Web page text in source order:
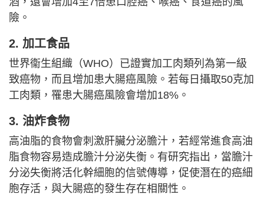
險。
2. 加工食品
世界衞生組織（WHO）已證實加工肉類列為第一級
致癌物，而且增加患大腸癌風險。若每日攝取50克加
工肉類，罹患大腸癌風險會增加18%。
3. 油炸食物
高油脂的食物會刺激肝臟分泌膽汁，若經常進食高油
脂食物容易造成膽汁分泌失衡。有研究指出，當膽汁
分泌失衡將活化幹細胞的信號傳導，促使潛在的癌細
胞存活，與大腸癌的發生存在相關性。